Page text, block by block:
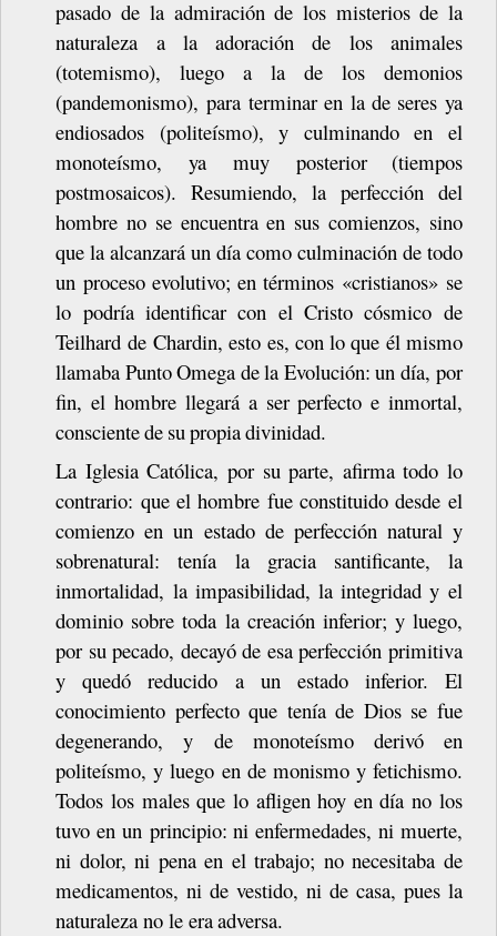
pasado de la admiración de los misterios de la
naturaleza
a la adoración de los
animales
(totemismo),
luego a la de los
demonios
(pandemonismo), para terminar en la de seres ya
endiosados (politeísmo), y culminando en el
monoteísmo, ya muy posterior
(tiempos
postmosaicos). Resumiendo, la perfección del
hombre no se encuentra en sus comienzos, sino
que la alcanzará un día como culminación de todo
un proceso evolutivo; entérminos «cristianos» se
lo podría identificar con el Cristo cósmico de
Teilhard de Chardin, esto es, con lo que él mismo
llamaba PuntoOmega dela Evolución: un día, por
fin, el hombre llegará a ser perfecto e inmortal,
conscientede supropiadivinidad.
La Iglesia Católica, por su parte, afirma todo lo
contrario: que el hombre fue constituido desde el
comienzo en un estado de perfección natural y
sobrenatural: tenía la gracia santificante, la
inmortalidad, la impasibilidad, la integridad y el
dominio sobre toda la creación inferior; y luego,
por su pecado, decayó de esa perfección primitiva
y quedó reducido a un estado inferior. El
conocimiento perfecto que tenía de Dios se fue
degenerando, y de monoteísmo derivó en
politeísmo, y luego en de monismo y fetichismo.
Todos los males que lo afligen hoy en día no los
tuvo en un principio: ni enfermedades, ni muerte,
ni dolor, ni pena en el trabajo; no necesitaba de
medicamentos, ni de vestido, ni de casa, pues la
naturaleza no le eraadversa.